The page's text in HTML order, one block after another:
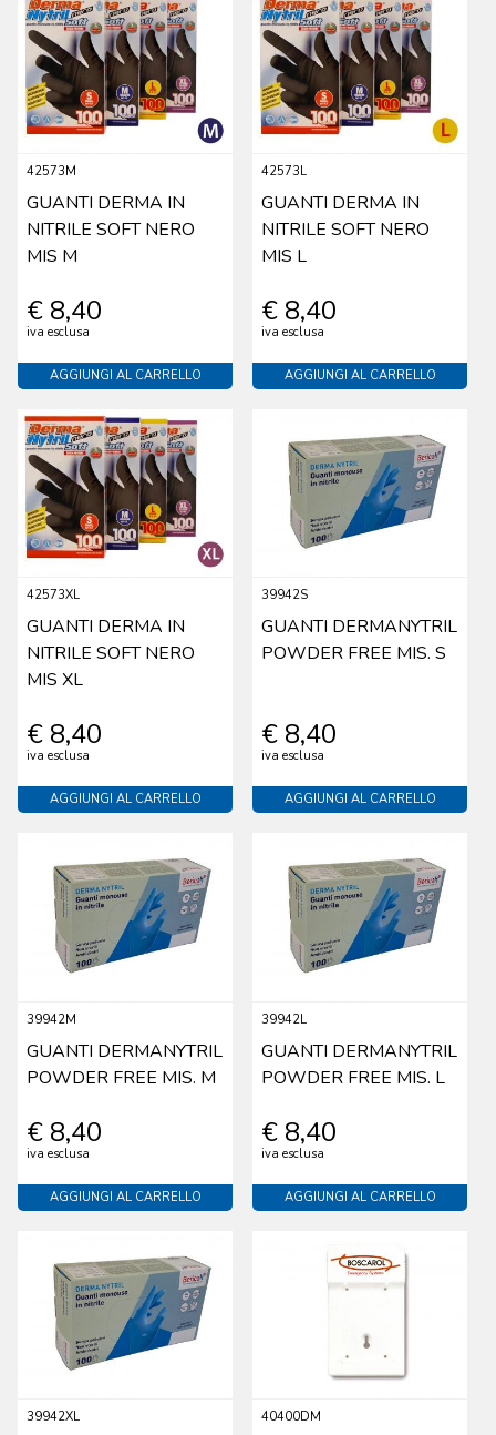
42573M
GUANTI DERMA IN
NITRILE SOFT NERO
MIS M
€ 8,40
iva esclusa
AGGIUNGI AL CARRELLO
42573L
GUANTI DERMA IN
NITRILE SOFT NERO
MIS L
€ 8,40
iva esclusa
AGGIUNGI AL CARRELLO
42573XL
GUANTI DERMA IN
NITRILE SOFT NERO
MIS XL
€ 8,40
iva esclusa
AGGIUNGI AL CARRELLO
39942S
GUANTI DERMANYTRIL
POWDER FREE MIS. S
€ 8,40
iva esclusa
AGGIUNGI AL CARRELLO
39942M
GUANTI DERMANYTRIL
POWDER FREE MIS. M
€ 8,40
iva esclusa
AGGIUNGI AL CARRELLO
39942L
GUANTI DERMANYTRIL
POWDER FREE MIS. L
€ 8,40
iva esclusa
AGGIUNGI AL CARRELLO
39942XL 40400DM